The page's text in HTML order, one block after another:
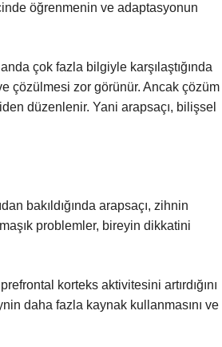
öğrenmenin ve adaptasyonun
çok fazla bilgiyle karşılaştığında
çözülmesi zor görünür. Ancak çözüm
düzenlenir. Yani arapsaçı, bilişsel
bakıldığında arapsaçı, zihnin
problemler, bireyin dikkatini
korteks aktivitesini artırdığını
daha fazla kaynak kullanmasını ve